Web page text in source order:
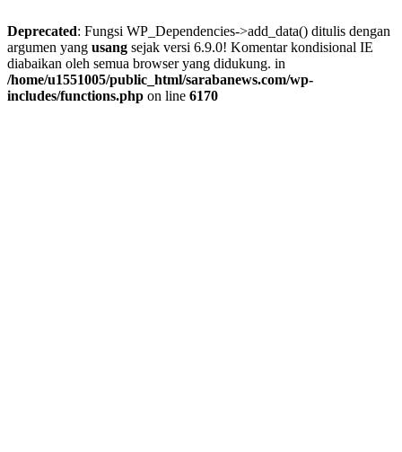
Deprecated: Fungsi WP_Dependencies->add_data() ditulis dengan
argumen yang usang sejak versi 6.9.0! Komentar kondisional IE
diabaikan oleh semua browser yang didukung. in
/home/u1551005/public_html/sarabanews.com/wp-
includes/functions.php on line 6170